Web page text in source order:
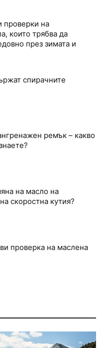
проверки на
които трябва да
през зимата и
спирачните
ремък – какво
на масло на
скоростна кутия?
проверка на маслена